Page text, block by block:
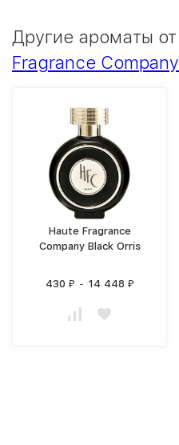
Другие ароматы от
Fragrance Company
Haute Fragrance
Company Black Orris
430 ₽ - 14 448 ₽